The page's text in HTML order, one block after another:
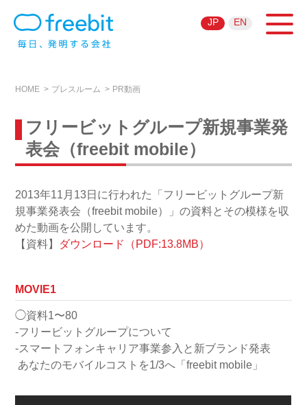
JP EN
HOME プレスルーム PR動画
フリービットグループ新規事業発
表会（freebit mobile）
2013年11月13日に行われた「フリービットグループ新
規事業発表会（freebit mobile）」の資料とその模様を収
めた動画を公開しています。
【資料】 ダウンロード（PDF:13.8MB）
MOVIE1
◯資料1〜80
-フリービットグループについて
-スマートフォンキャリア事業参入と新ブランド発表
あなたのモバイルコストを1/3へ「freebit mobile」